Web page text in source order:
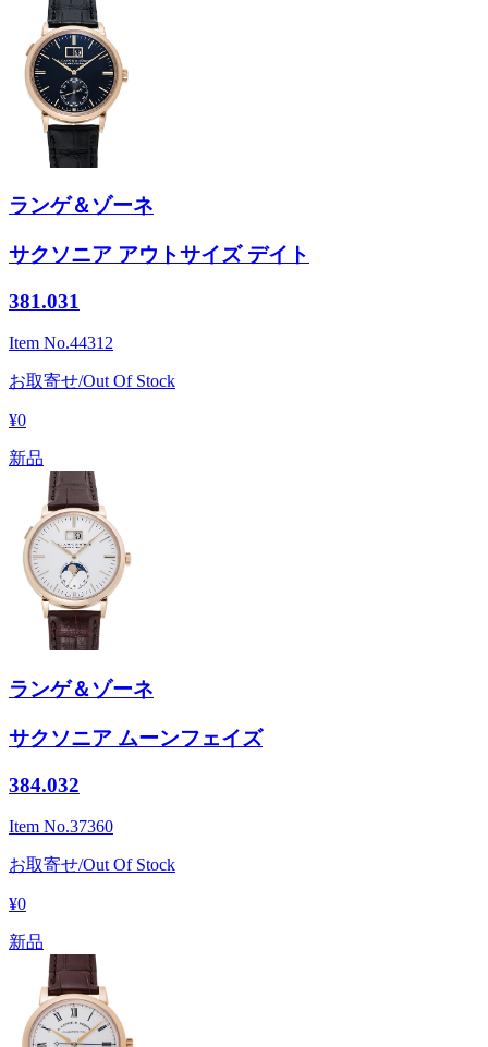
ランゲ＆ゾーネ
サクソニア アウトサイズ デイト
381.031
Item No.44312
お取寄せ/Out Of Stock
¥0
新品
ランゲ＆ゾーネ
サクソニア ムーンフェイズ
384.032
Item No.37360
お取寄せ/Out Of Stock
¥0
新品